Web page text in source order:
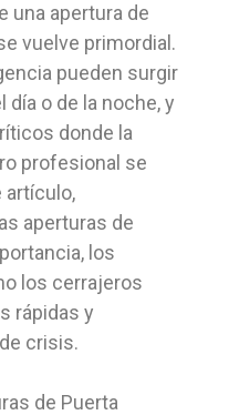
una apertura de
vuelve primordial.
pueden surgir
o de la noche, y
donde la
profesional se
artículo,
aperturas de
los
los cerrajeros
rápidas y
crisis.
de Puerta